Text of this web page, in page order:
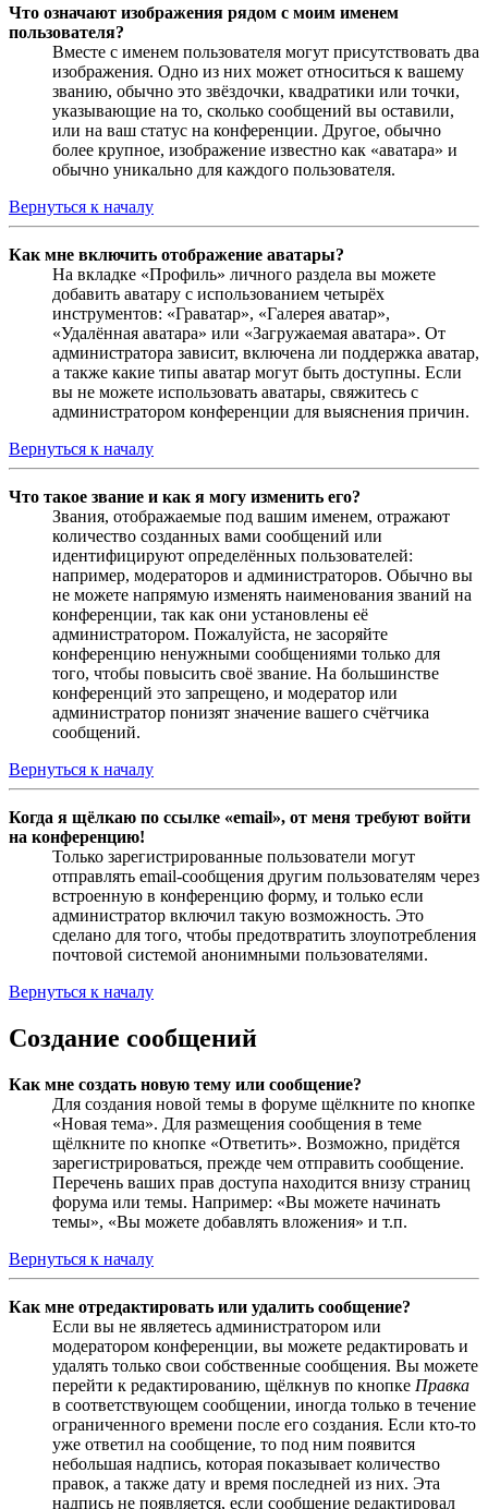
Что означают изображения рядом с моим именем
пользователя?
Вместе с именем пользователя могут присутствовать два
изображения. Одно из них может относиться к вашему
званию, обычно это звёздочки, квадратики или точки,
указывающие на то, сколько сообщений вы оставили,
или на ваш статус на конференции. Другое, обычно
более крупное, изображение известно как «аватара» и
обычно уникально для каждого пользователя.
Вернуться к началу
Как мне включить отображение аватары?
На вкладке «Профиль» личного раздела вы можете
добавить аватару с использованием четырёх
инструментов: «Граватар», «Галерея аватар»,
«Удалённая аватара» или «Загружаемая аватара». От
администратора зависит, включена ли поддержка аватар,
а также какие типы аватар могут быть доступны. Если
вы не можете использовать аватары, свяжитесь с
администратором конференции для выяснения причин.
Вернуться к началу
Что такое звание и как я могу изменить его?
Звания, отображаемые под вашим именем, отражают
количество созданных вами сообщений или
идентифицируют определённых пользователей:
например, модераторов и администраторов. Обычно вы
не можете напрямую изменять наименования званий на
конференции, так как они установлены её
администратором. Пожалуйста, не засоряйте
конференцию ненужными сообщениями только для
того, чтобы повысить своё звание. На большинстве
конференций это запрещено, и модератор или
администратор понизят значение вашего счётчика
сообщений.
Вернуться к началу
Когда я щёлкаю по ссылке «email», от меня требуют войти
на конференцию!
Только зарегистрированные пользователи могут
отправлять email-сообщения другим пользователям через
встроенную в конференцию форму, и только если
администратор включил такую возможность. Это
сделано для того, чтобы предотвратить злоупотребления
почтовой системой анонимными пользователями.
Вернуться к началу
Создание сообщений
Как мне создать новую тему или сообщение?
Для создания новой темы в форуме щёлкните по кнопке
«Новая тема». Для размещения сообщения в теме
щёлкните по кнопке «Ответить». Возможно, придётся
зарегистрироваться, прежде чем отправить сообщение.
Перечень ваших прав доступа находится внизу страниц
форума или темы. Например: «Вы можете начинать
темы», «Вы можете добавлять вложения» и т.п.
Вернуться к началу
Как мне отредактировать или удалить сообщение?
Если вы не являетесь администратором или
модератором конференции, вы можете редактировать и
удалять только свои собственные сообщения. Вы можете
перейти к редактированию, щёлкнув по кнопке Правка
в соответствующем сообщении, иногда только в течение
ограниченного времени после его создания. Если кто-то
уже ответил на сообщение, то под ним появится
небольшая надпись, которая показывает количество
правок, а также дату и время последней из них. Эта
надпись не появляется, если сообщение редактировал